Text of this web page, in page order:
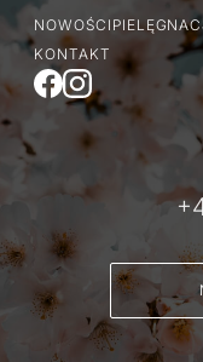
NOWOŚCI
KONTAKT